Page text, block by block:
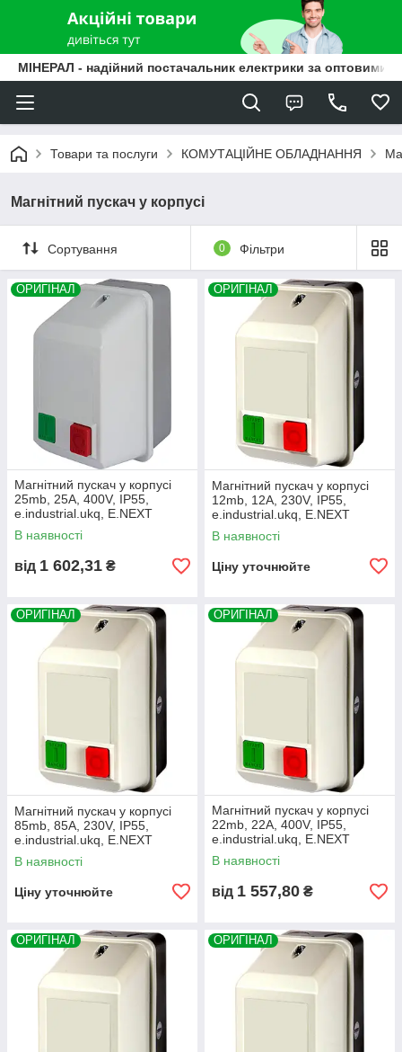
МІНЕРАЛ - надійний постачальник електрики за оптовими
Товари та послуги КОМУТАЦІЙНЕ ОБЛАДНАННЯ
Магнітний пускач у корпусі
Сортування 0 Фільтри
ОРИГІНАЛ
Магнітний пускач у корпусі
25mb, 25А, 400V, IP55,
e.industrial.ukq, E.NEXT
(i0100023)
В наявності
від 1 602,31 ₴
ОРИГІНАЛ
Магнітний пускач у корпусі
12mb, 12А, 230V, IP55,
e.industrial.ukq, E.NEXT
(i0100013)
В наявності
Ціну уточнюйте
ОРИГІНАЛ
Магнітний пускач у корпусі
85mb, 85А, 230V, IP55,
e.industrial.ukq, E.NEXT
(i0100021)
В наявності
Ціну уточнюйте
ОРИГІНАЛ
Магнітний пускач у корпусі
22mb, 22А, 400V, IP55,
e.industrial.ukq, E.NEXT
(i0100004)
В наявності
від 1 557,80 ₴
ОРИГІНАЛ ОРИГІНАЛ